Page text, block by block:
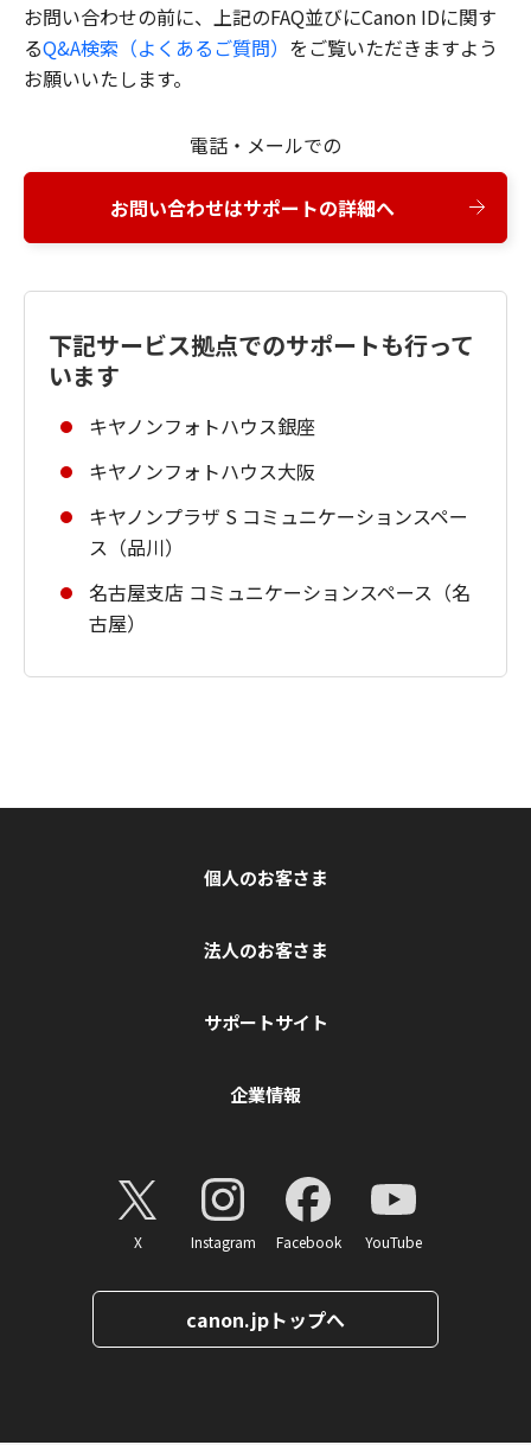
お問い合わせの前に、上記のFAQ並びにCanon IDに関す
るQ&A検索（よくあるご質問） をご覧いただきますよう
お願いいたします。
電話・メールでの
お問い合わせはサポートの詳細へ
下記サービス拠点でのサポートも行って
います
キヤノンフォトハウス銀座
キヤノンフォトハウス大阪
キヤノンプラザ S コミュニケーションスペー
ス（品川）
名古屋支店 コミュニケーションスペース（名
古屋）
個人のお客さま
法人のお客さま
サポートサイト
企業情報
X Instagram Facebook YouTube
canon.jpトップへ